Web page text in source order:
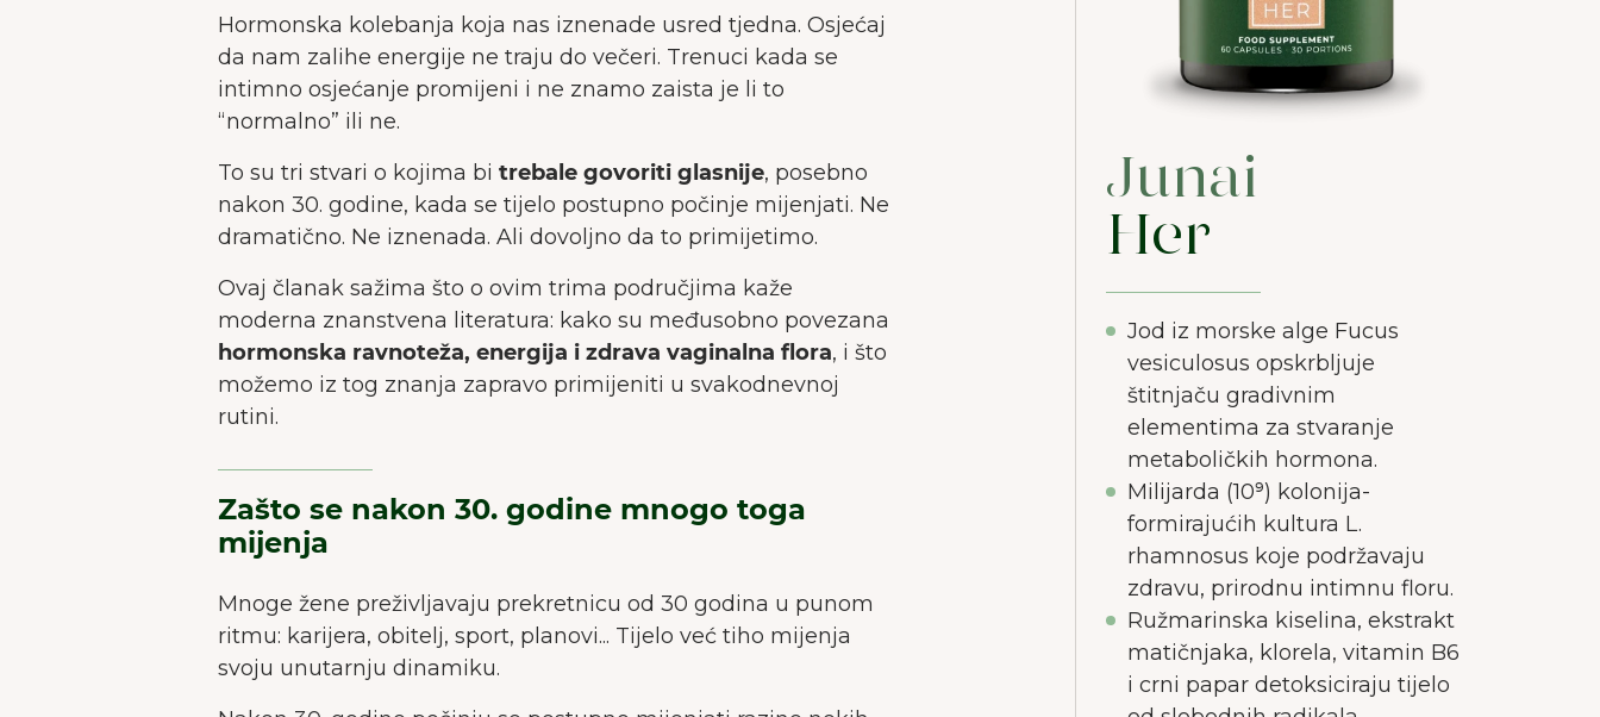
Hormonska kolebanja koja nas iznenade usred tjedna. Osjećaj
da nam zalihe energije ne traju do večeri. Trenuci kada se
intimno osjećanje promijeni i ne znamo zaista je li to
“normalno” ili ne.
To su tri stvari o kojima bitrebale govoriti glasnije, posebno
nakon 30. godine, kada se tijelo postupno počinje mijenjati. Ne
dramatično. Ne iznenada. Ali dovoljno da to primijetimo.
Ovaj članak sažima što o ovim trima područjima kaže
moderna znanstvena literatura: kako su međusobno povezana
hormonska ravnoteža, energija i zdrava vaginalna flora, i što
možemo iz tog znanja zapravo primijeniti u svakodnevnoj
rutini.
Zašto se nakon 30. godine mnogo toga
mijenja
Mnoge žene preživljavaju prekretnicu od 30 godina u punom
ritmu: karijera, obitelj, sport, planovi... Tijelo već tiho mijenja
svoju unutarnju dinamiku.
Junai
Her
Jod iz morske alge Fucus
vesiculosus opskrbljuje
štitnjaču gradivnim
elementima za stvaranje
metaboličkih hormona.
Milijarda (10⁹) kolonija-
formirajućih kultura L.
rhamnosus koje podržavaju
zdravu, prirodnu intimnu floru.
Ružmarinska kiselina, ekstrakt
matičnjaka, klorela, vitamin B6
i crni papar detoksiciraju tijelo
Naša web stranica koristi kolačiće kako bi pružila što bolje
Prihvati sve Prihvati neophodne